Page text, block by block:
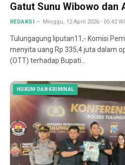
Gatut Sunu Wibowo dan
REDAKSI Minggu, 12 April 2026 - 05:42
Tulungagung liputan11,- Komisi
menyita uang Rp 335,4 juta dalam
(OTT) terhadap Bupati…
HUKUM DAN KRIMINAL